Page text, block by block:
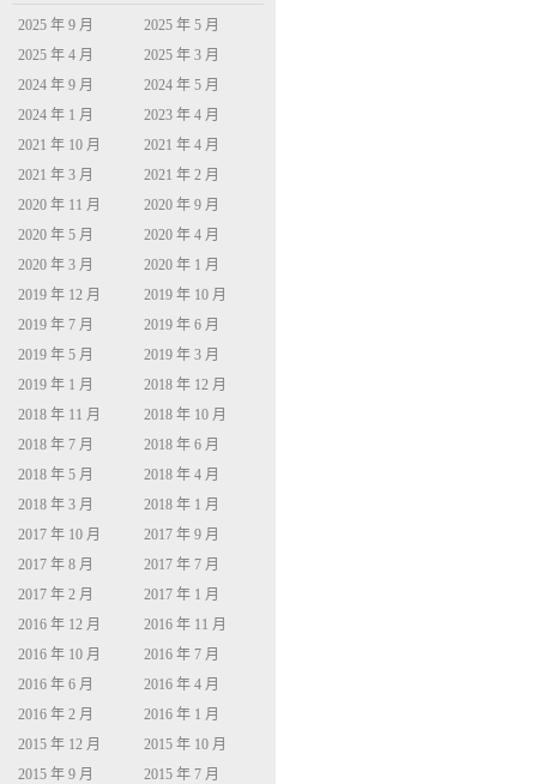
2025 年 9 月
2025 年 5 月
2025 年 4 月
2025 年 3 月
2024 年 9 月
2024 年 5 月
2024 年 1 月
2023 年 4 月
2021 年 10 月
2021 年 4 月
2021 年 3 月
2021 年 2 月
2020 年 11 月
2020 年 9 月
2020 年 5 月
2020 年 4 月
2020 年 3 月
2020 年 1 月
2019 年 12 月
2019 年 10 月
2019 年 7 月
2019 年 6 月
2019 年 5 月
2019 年 3 月
2019 年 1 月
2018 年 12 月
2018 年 11 月
2018 年 10 月
2018 年 7 月
2018 年 6 月
2018 年 5 月
2018 年 4 月
2018 年 3 月
2018 年 1 月
2017 年 10 月
2017 年 9 月
2017 年 8 月
2017 年 7 月
2017 年 2 月
2017 年 1 月
2016 年 12 月
2016 年 11 月
2016 年 10 月
2016 年 7 月
2016 年 6 月
2016 年 4 月
2016 年 2 月
2016 年 1 月
2015 年 12 月
2015 年 10 月
2015 年 9 月
2015 年 7 月